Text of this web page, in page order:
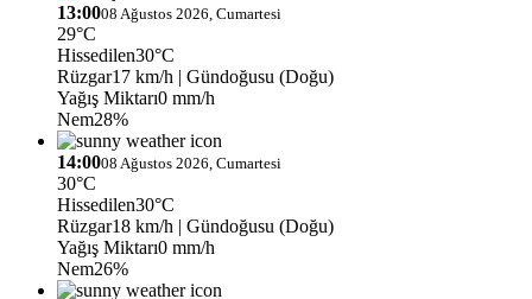
13:0008 Ağustos 2026, Cumartesi
29°C
Hissedilen30°C
Rüzgar17 km/h | Gündoğusu (Doğu)
Yağış Miktarı0 mm/h
Nem28%
14:0008 Ağustos 2026, Cumartesi
30°C
Hissedilen30°C
Rüzgar18 km/h | Gündoğusu (Doğu)
Yağış Miktarı0 mm/h
Nem26%